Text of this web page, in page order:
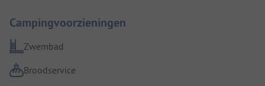
Campingvoorzieningen
Zwembad
Broodservice